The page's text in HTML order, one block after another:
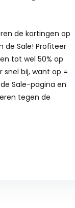
de kortingen op
de Sale! Profiteer
tot wel 50% op
snel bij, want op =
Sale-pagina en
tegen de